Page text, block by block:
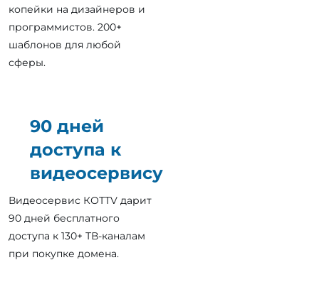
копейки на дизайнеров и
программистов. 200+
шаблонов для любой
сферы.
90 дней
доступа к
видеосервису
Видеосервис КОТТV дарит
90 дней бесплатного
доступа к 130+ ТВ-каналам
при покупке домена.